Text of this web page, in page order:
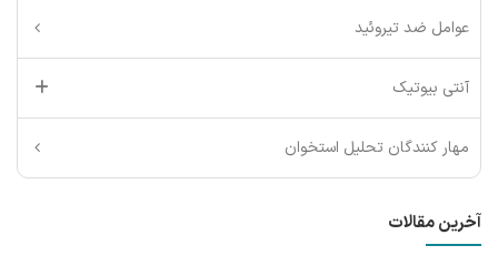
عوامل ضد تیروئید
آنتی بیوتیک
مهار کنندگان تحلیل استخوان
آخرین مقالات